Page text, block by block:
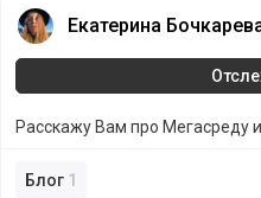
Екатерина Бочкарева
Екатерина
Блог 1